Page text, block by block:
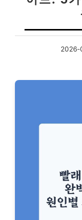
2026-